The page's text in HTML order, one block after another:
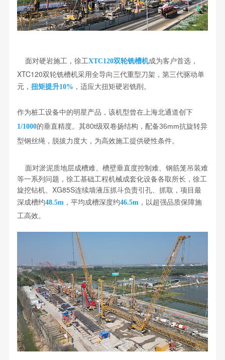
面对硬岩施工，徐工XTC120双轮铣槽机成为客户首选，
XTC120双轮铣槽机采用全导向三代重型刀架，第三代驱动单
元， 扭矩提升10% ，适应大扭矩硬岩铣削。
作为桩工设备中的明星产品，该机型曾在上海北通道创下
1/1000的垂直精度。其80t级双卷扬结构，配备36mm抗旋转异
型钢丝绳，脱拔力度大，为高效施工提供硬性条件。
面对淤泥质地层成槽难、槽壁垂直度控制难、钢筋笼吊装难
等一系列问题，徐工基础工程机械成套化设备各取所长，徐工
旋挖钻机、XG85S连续墙液压抓斗负责引孔、抓取，项目最
深成槽约48.5m，平均成槽深度约46.5m，以超强品质保障施
工高效。